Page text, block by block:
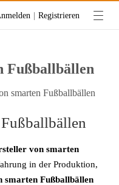
| Registrieren
Fußballbällen
smarten Fußballbällen
von smarten
in der Produktion,
smarten Fußballbällen